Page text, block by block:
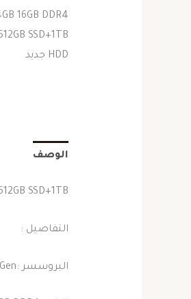
الوصف
SSD+1TB
التفاصيل :
البروسسر :i5 10 Gen